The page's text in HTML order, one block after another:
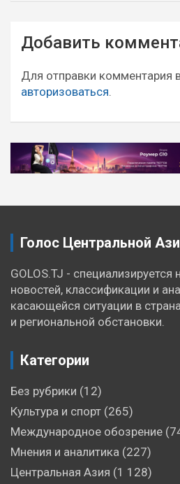
Навигация
по
записям
Добавить
Для отправки комментария
авторизоваться.
Голос Центральной
GOLOS.TJ -
новостей, классификации и
касающейся ситуации в
и региональной обстановки.
Категории
Без рубрики (12)
Культура и спорт (265)
Международное обозрение
Мнения и аналитика (227)
Центральная Азия (1 128)